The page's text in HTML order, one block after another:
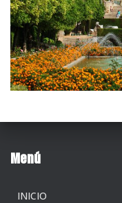
Menú
INICIO